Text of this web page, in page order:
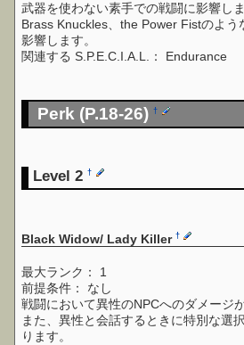
武器を使わない素手での戦闘に影響しま
Brass Knuckles、the Power Fistのよう
影響します。
関連する S.P.E.C.I.A.L.： Endurance
Perk (P.18-26)†
Level 2†
Black Widow/ Lady Killer†
最大ランク： 1
前提条件： なし
戦闘において異性のNPCへのダメージ
また、異性と会話するときに特別な選
ります。